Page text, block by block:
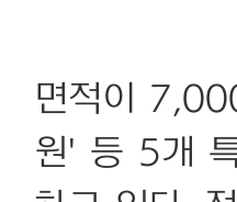
면적이
원' 등 5개